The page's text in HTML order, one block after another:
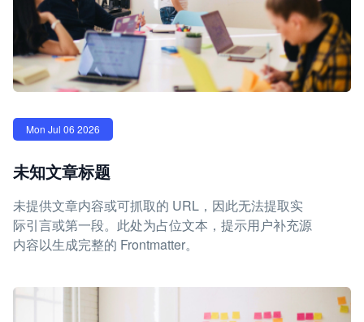
Mon Jul 06 2026
未知文章标题
未提供文章内容或可抓取的 URL，因此无法提取实
际引言或第一段。此处为占位文本，提示用户补充源
内容以生成完整的 Frontmatter。